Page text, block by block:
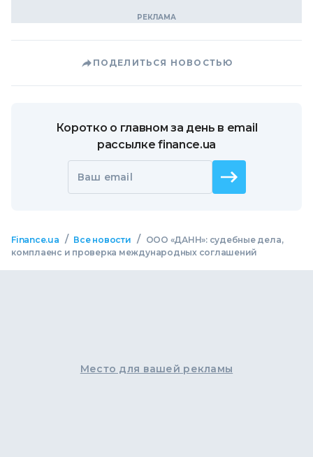
ПОДЕЛИТЬСЯ НОВОСТЬЮ
Коротко о главном за день в email
рассылке finance.ua
Ваш email
Finance.ua / Все новости /
ООО «ДАНН»: судебные дела,
комплаенс и проверка международных соглашений
Место для вашей рекламы